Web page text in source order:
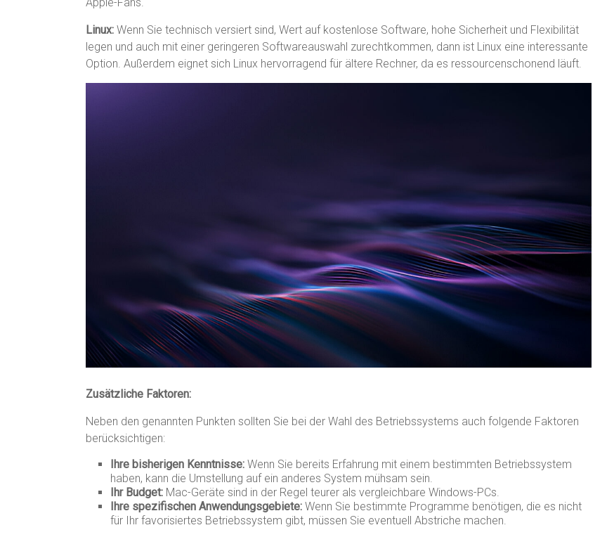
Linux: Wenn Sie technisch versiert sind, Wert auf kostenlose Software, hohe Sicherheit und Flexibilität
legen und auch mit einer geringeren Softwareauswahl zurechtkommen, dann ist Linux eine interessante
Option. Außerdem eignet sich Linux hervorragend für ältere Rechner, da es ressourcenschonend läuft.
Zusätzliche Faktoren:
Neben den genannten Punkten sollten Sie bei der Wahl des Betriebssystems auch folgende Faktoren
berücksichtigen:
Ihre bisherigen Kenntnisse: Wenn Sie bereits Erfahrung mit einem bestimmten Betriebssystem
haben, kann die Umstellung auf ein anderes System mühsam sein.
Ihr Budget: Mac-Geräte sind in der Regel teurer als vergleichbare Windows-PCs.
Ihre spezifischen Anwendungsgebiete: Wenn Sie bestimmte Programme benötigen, die es nicht
für Ihr favorisiertes Betriebssystem gibt, müssen Sie eventuell Abstriche machen.